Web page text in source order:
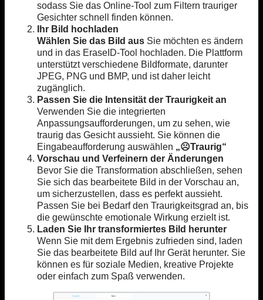
sodass Sie das Online-Tool zum Filtern trauriger
Gesichter schnell finden können.
Ihr Bild hochladen
Wählen Sie das Bild aus Sie möchten es ändern
und in das EraseID-Tool hochladen. Die Plattform
unterstützt verschiedene Bildformate, darunter
JPEG, PNG und BMP, und ist daher leicht
zugänglich.
Passen Sie die Intensität der Traurigkeit an
Verwenden Sie die integrierten
Anpassungsaufforderungen, um zu sehen, wie
traurig das Gesicht aussieht. Sie können die
Eingabeaufforderung auswählen „☹️Traurig“
Vorschau und Verfeinern der Änderungen
Bevor Sie die Transformation abschließen, sehen
Sie sich das bearbeitete Bild in der Vorschau an,
um sicherzustellen, dass es perfekt aussieht.
Passen Sie bei Bedarf den Traurigkeitsgrad an, bis
die gewünschte emotionale Wirkung erzielt ist.
Laden Sie Ihr transformiertes Bild herunter
Wenn Sie mit dem Ergebnis zufrieden sind, laden
Sie das bearbeitete Bild auf Ihr Gerät herunter. Sie
können es für soziale Medien, kreative Projekte
oder einfach zum Spaß verwenden.